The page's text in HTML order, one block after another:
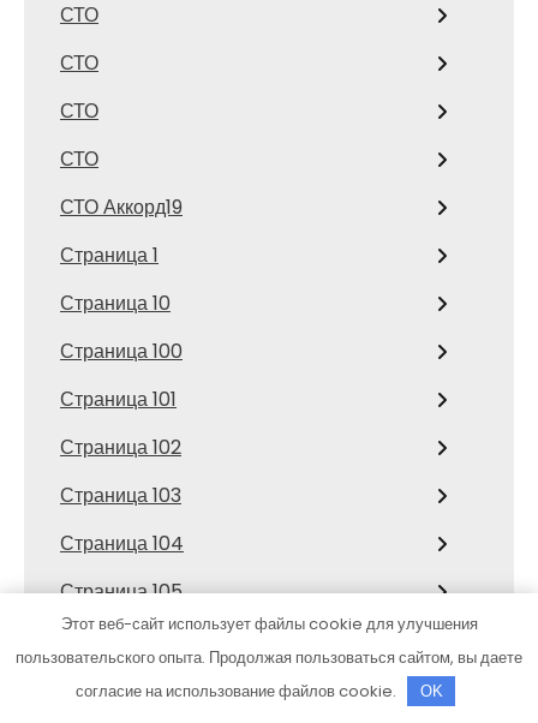
СТО
СТО
СТО
СТО
СТО Аккорд19
Страница 1
Страница 10
Страница 100
Страница 101
Страница 102
Страница 103
Страница 104
Страница 105
Страница 107
Этот веб-сайт использует файлы cookie для улучшения
пользовательского опыта. Продолжая пользоваться сайтом, вы даете
согласие на использование файлов cookie.
OK